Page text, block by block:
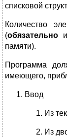
списковой
Количество
(обязательно
памяти).
Программа
имеющего,
Ввод
Из
Из